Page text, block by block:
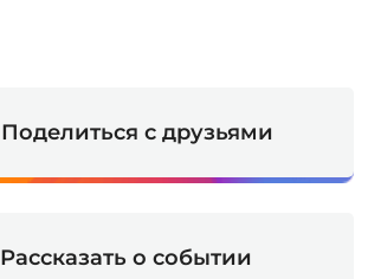
Поделиться с друзьями
Рассказать о событии